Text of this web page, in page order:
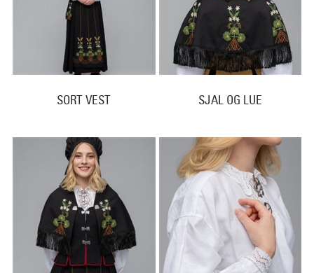
SORT VEST SJAL OG LUE